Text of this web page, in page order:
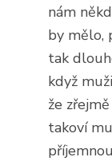
nám
by mělo,
tak
když
že
takoví